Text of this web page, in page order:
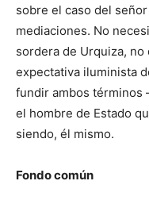
sobre el caso del
mediaciones. No
sordera de Urquiza,
expectativa iluminista
fundir ambos términos
el hombre de Estado
siendo, él mismo.
Fondo común